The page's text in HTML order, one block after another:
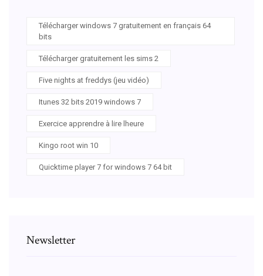
Télécharger windows 7 gratuitement en français 64
bits
Télécharger gratuitement les sims 2
Five nights at freddys (jeu vidéo)
Itunes 32 bits 2019 windows 7
Exercice apprendre à lire lheure
Kingo root win 10
Quicktime player 7 for windows 7 64 bit
Newsletter